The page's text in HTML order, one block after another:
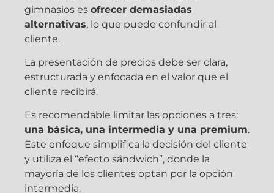
gimnasios es ofrecer demasiadas
alternativas, lo que puede confundir al
cliente.
La presentación de precios debe ser clara,
estructurada y enfocada en el valor que el
cliente recibirá.
Es recomendable limitar las opciones a tres:
una básica, una intermedia y una premium.
Este enfoque simplifica la decisión del cliente
y utiliza el “efecto sándwich”, donde la
mayoría de los clientes optan por la opción
intermedia.